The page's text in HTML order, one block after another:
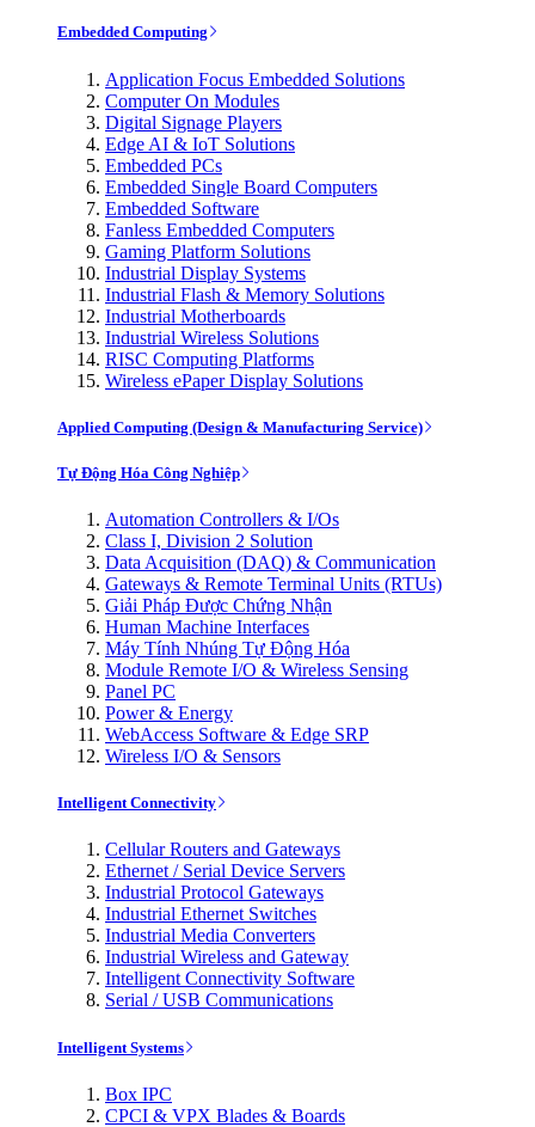
Embedded Computing
Application Focus Embedded Solutions
Computer On Modules
Digital Signage Players
Edge AI & IoT Solutions
Embedded PCs
Embedded Single Board Computers
Embedded Software
Fanless Embedded Computers
Gaming Platform Solutions
Industrial Display Systems
Industrial Flash & Memory Solutions
Industrial Motherboards
Industrial Wireless Solutions
RISC Computing Platforms
Wireless ePaper Display Solutions
Applied Computing (Design & Manufacturing Service)
Tự Động Hóa Công Nghiệp
Automation Controllers & I/Os
Class I, Division 2 Solution
Data Acquisition (DAQ) & Communication
Gateways & Remote Terminal Units (RTUs)
Giải Pháp Được Chứng Nhận
Human Machine Interfaces
Máy Tính Nhúng Tự Động Hóa
Module Remote I/O & Wireless Sensing
Panel PC
Power & Energy
WebAccess Software & Edge SRP
Wireless I/O & Sensors
Intelligent Connectivity
Cellular Routers and Gateways
Ethernet / Serial Device Servers
Industrial Protocol Gateways
Industrial Ethernet Switches
Industrial Media Converters
Industrial Wireless and Gateway
Intelligent Connectivity Software
Serial / USB Communications
Intelligent Systems
Box IPC
CPCI & VPX Blades & Boards